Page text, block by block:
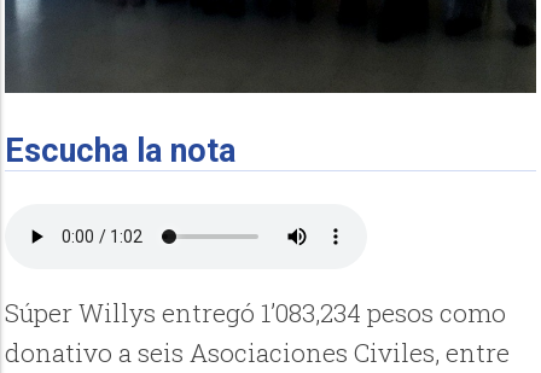
Escucha la nota
Súper Willys entregó 1’083,234 pesos como
donativo a seis Asociaciones Civiles, entre